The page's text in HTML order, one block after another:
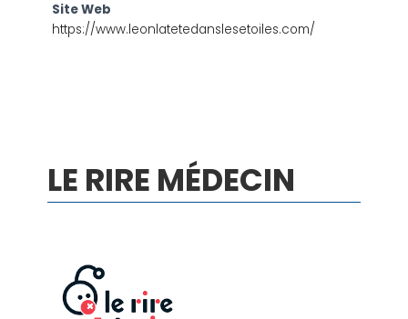
Site Web
https://www.leonlatetedanslesetoiles.com/
LE RIRE MÉDECIN